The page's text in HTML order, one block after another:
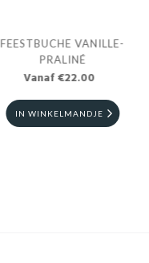
FEESTBUCHE VANILLE-
PRALINÉ
Vanaf €22.00
IN WINKELMANDJE